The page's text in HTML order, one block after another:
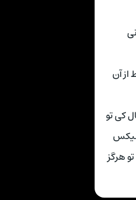
از آن
کی تو
هرگز